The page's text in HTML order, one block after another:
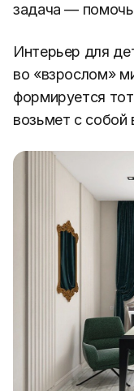
задача —
Интерьер для
во «взрослом»
формируется
возьмет с собой